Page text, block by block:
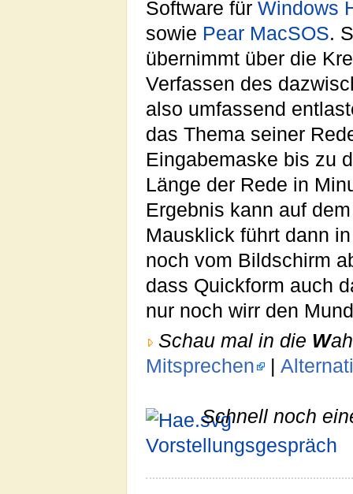
Software für Windows
sowie Pear MacSOS.
übernimmt über die
Verfassen des
also umfassend
das Thema seiner
Eingabemaske bis zu
Länge der Rede in
Ergebnis kann auf
Mausklick führt dann
noch vom Bildschirm
dass Quickform auch
nur noch wirr den
Schau mal in die W
Mitsprechen
Schnell noch
Vorstellungsgespräch